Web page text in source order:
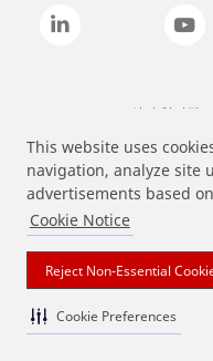
This website uses
navigation, analyze site
advertisements based
Cookie Notice
Reject Non-Essential
Cookie Preferences
상기 열거된